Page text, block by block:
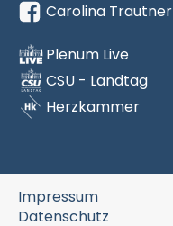
Carolina Trautner
Plenum Live
CSU - Landtag
Herzkammer
Impressum
Datenschutz